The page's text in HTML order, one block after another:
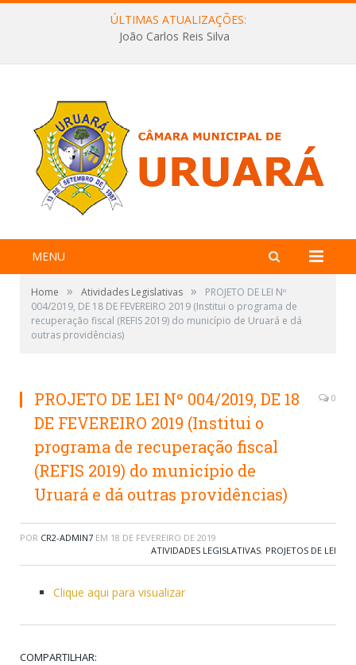
ÚLTIMAS ATUALIZAÇÕES:
João Carlos Reis Silva
MENU
Home » Atividades Legislativas »
PROJETO DE LEI Nº
004/2019, DE 18 DE FEVEREIRO 2019 (Institui o programa de
recuperação fiscal (REFIS 2019) do município de Uruará e dá
outras providências)
PROJETO DE LEI Nº 004/2019, DE 18
DE FEVEREIRO 2019 (Institui o
programa de recuperação fiscal
(REFIS 2019) do município de
Uruará e dá outras providências)
0
POR CR2-ADMIN7 EM 18 DE FEVEREIRO DE 2019
ATIVIDADES LEGISLATIVAS, PROJETOS DE LEI
Clique aqui para visualizar
COMPARTILHAR: